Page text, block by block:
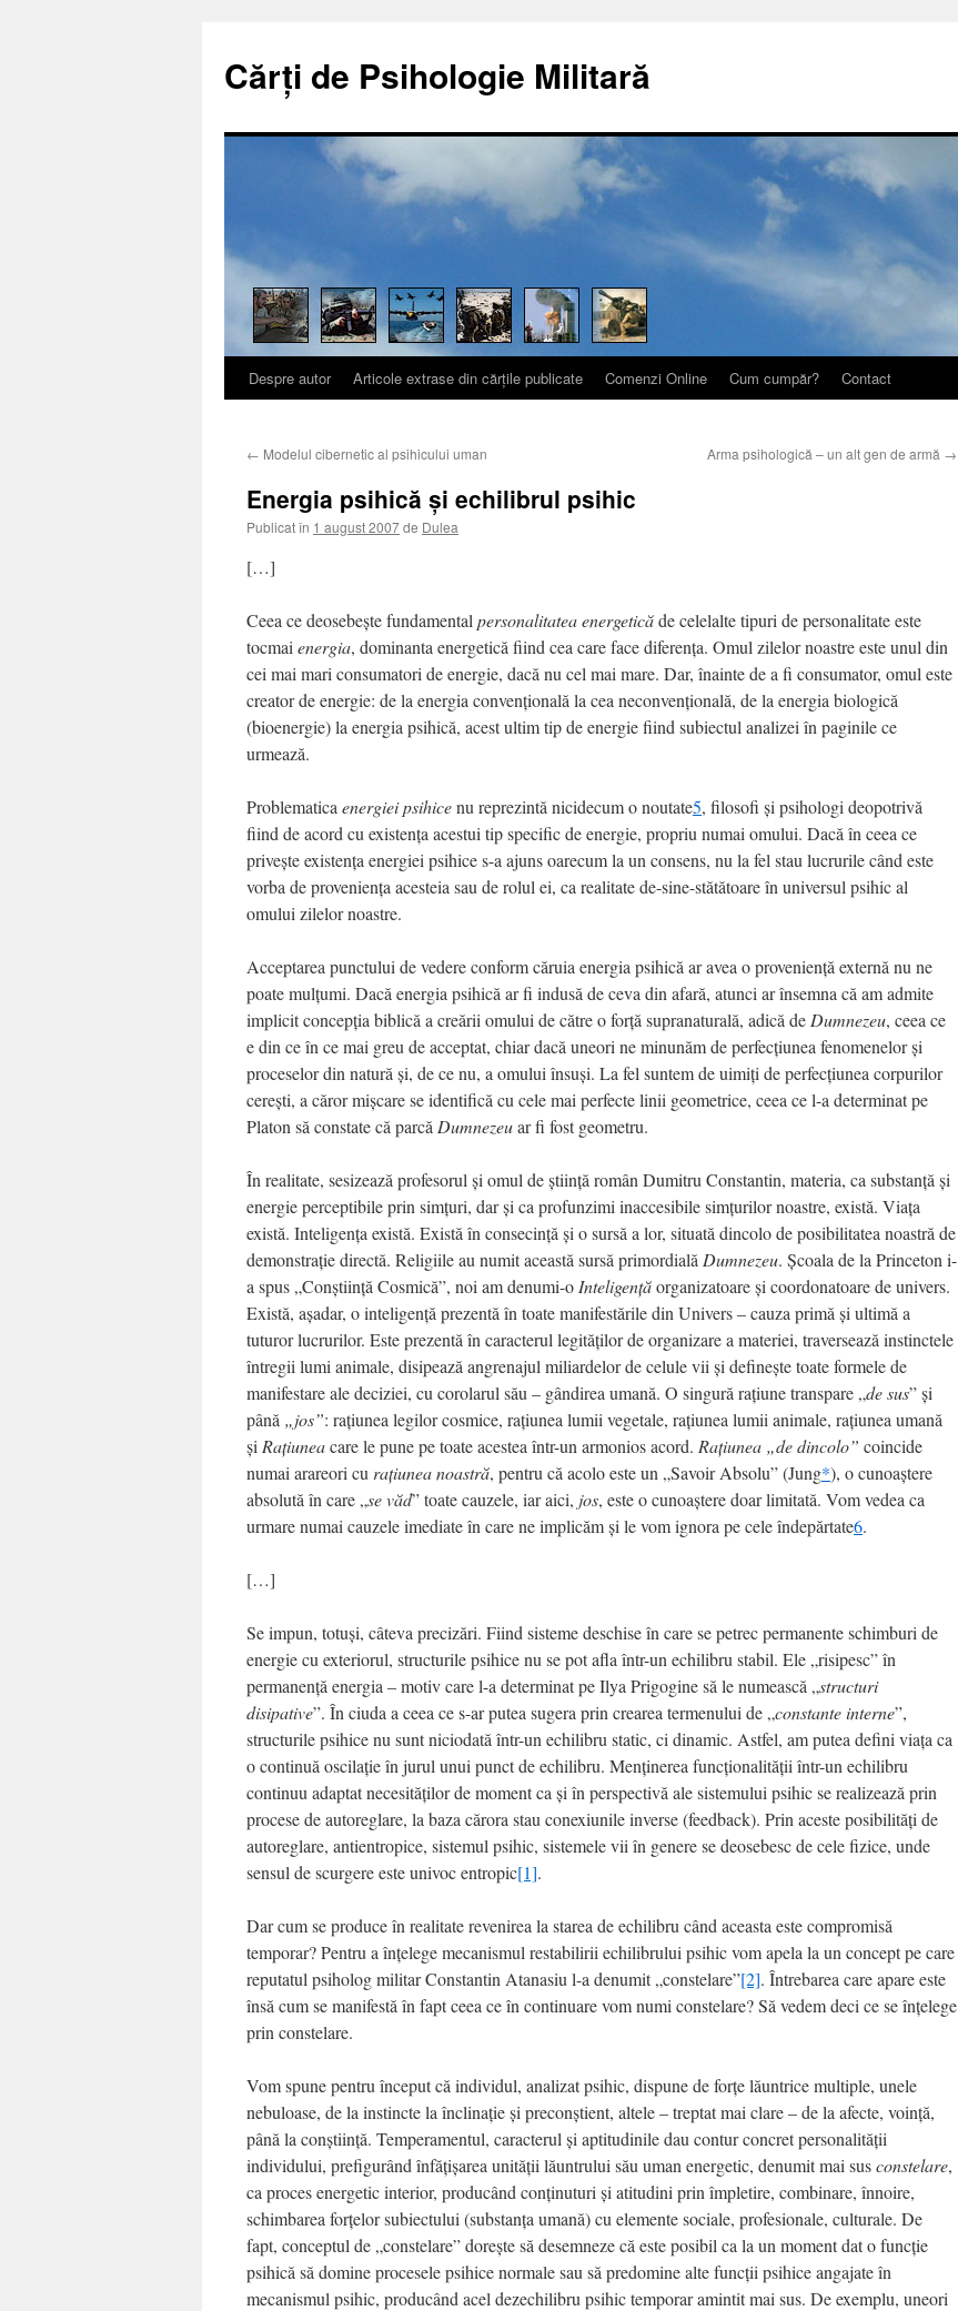
Cărți de Psihologie Militară
Sari
conținut
Despre autor Articole extrase din cărțile publicate Comenzi Online Cum cumpăr? Contact
← Modelul cibernetic al psihicului uman Arma psihologică – un alt gen de armă →
Energia psihică şi echilibrul psihic
Publicat în 1 august 2007de Dulea
[…]
Ceea ce deosebeşte fundamental personalitatea energeticăde celelalte tipuri de personalitate este
tocmai energia, dominanta energetică fiind cea care face diferenţa. Omul zilelor noastre este unul din
cei mai mari consumatori de energie, dacă nu cel mai mare. Dar, înainte de a fi consumator, omul este
creator de energie: de la energia convenţională la cea neconvenţională, de la energia biologică
(bioenergie) la energia psihică, acest ultim tip de energie fiind subiectul analizei în paginile ce
urmează.
Problematica energiei psihicenu reprezintă nicidecum o noutate5, filosofi şi psihologi deopotrivă
fiind de acord cu existenţa acestui tip specific de energie, propriu numai omului. Dacă în ceea ce
priveşte existenţa energiei psihice s-a ajuns oarecum la un consens, nu la fel stau lucrurile când este
vorba de provenienţa acesteia sau de rolul ei, ca realitate de-sine-stătătoare în universul psihic al
omului zilelor noastre.
Acceptarea punctului de vedere conform căruia energia psihică ar avea o provenienţă externă nu ne
poate mulţumi. Dacă energia psihică ar fi indusă de ceva din afară, atunci ar însemna că am admite
implicit concepţia biblică a creării omului de către o forţă supranaturală, adică de Dumnezeu, ceea ce
e din ce în ce mai greu de acceptat, chiar dacă uneori ne minunăm de perfecţiunea fenomenelor şi
proceselor din natură şi, de ce nu, a omului însuşi. La fel suntem de uimiţi de perfecţiunea corpurilor
cereşti, a căror mişcare se identifică cu cele mai perfecte linii geometrice, ceea ce l-a determinat pe
Platon să constate că parcă Dumnezeuar fi fost geometru.
În realitate, sesizează profesorul şi omul de ştiinţă român Dumitru Constantin, materia, ca substanţă şi
energie perceptibile prin simţuri, dar şi ca profunzimi inaccesibile simţurilor noastre, există. Viaţa
există. Inteligenţa există. Există în consecinţă şi o sursă a lor, situată dincolo de posibilitatea noastră de
demonstraţie directă. Religiile au numit această sursă primordială Dumnezeu. Şcoala de la Princeton i-
a spus „Conştiinţă Cosmică”, noi am denumi-o Inteligenţăorganizatoare şi coordonatoare de univers.
Există, aşadar, o inteligenţă prezentă în toate manifestările din Univers – cauza primă şi ultimă a
tuturor lucrurilor. Este prezentă în caracterul legităţilor de organizare a materiei, traversează instinctele
întregii lumi animale, disipează angrenajul miliardelor de celule vii şi defineşte toate formele de
manifestare ale deciziei, cu corolarul său – gândirea umană. O singură raţiune transpare „de sus” şi
până „jos”: raţiunea legilor cosmice, raţiunea lumii vegetale, raţiunea lumii animale, raţiunea umană
şi Raţiuneacare le pune pe toate acestea într-un armonios acord. Raţiunea „de dincolo” coincide
numai arareori cu raţiunea noastră, pentru că acolo este un „Savoir Absolu” (Jung*), o cunoaştere
absolută în care „se văd” toate cauzele, iar aici, jos, este o cunoaştere doar limitată. Vom vedea ca
urmare numai cauzele imediate în care ne implicăm şi le vom ignora pe cele îndepărtate6.
[…]
Se impun, totuşi, câteva precizări. Fiind sisteme deschise în care se petrec permanente schimburi de
energie cu exteriorul, structurile psihice nu se pot afla într-un echilibru stabil. Ele „risipesc” în
permanenţă energia – motiv care l-a determinat pe Ilya Prigogine să le numească „structuri
disipative”. În ciuda a ceea ce s-ar putea sugera prin crearea termenului de „constante interne”,
structurile psihice nu sunt niciodată într-un echilibru static, ci dinamic. Astfel, am putea defini viaţa ca
o continuă oscilaţie în jurul unui punct de echilibru. Menţinerea funcţionalităţii într-un echilibru
continuu adaptat necesităţilor de moment ca şi în perspectivă ale sistemului psihic se realizează prin
procese de autoreglare, la baza cărora stau conexiunile inverse (feedback). Prin aceste posibilităţi de
autoreglare, antientropice, sistemul psihic, sistemele vii în genere se deosebesc de cele fizice, unde
sensul de scurgere este univoc entropic[1].
Dar cum se produce în realitate revenirea la starea de echilibru când aceasta este compromisă
temporar? Pentru a înţelege mecanismul restabilirii echilibrului psihic vom apela la un concept pe care
reputatul psiholog militar Constantin Atanasiu l-a denumit „constelare”[2]. Întrebarea care apare este
însă cum se manifestă în fapt ceea ce în continuare vom numi constelare? Să vedem deci ce se înţelege
prin constelare.
Vom spune pentru început că individul, analizat psihic, dispune de forţe lăuntrice multiple, unele
nebuloase, de la instincte la înclinaţie şi preconştient, altele – treptat mai clare – de la afecte, voinţă,
până la conştiinţă. Temperamentul, caracterul şi aptitudinile dau contur concret personalităţii
individului, prefigurând înfăţişarea unităţii lăuntrului său uman energetic, denumit mai susconstelare,
ca proces energetic interior, producând conţinuturi şi atitudini prin împletire, combinare, înnoire,
schimbarea forţelor subiectului (substanţa umană) cu elemente sociale, profesionale, culturale. De
fapt, conceptul de „constelare” doreşte să desemneze că este posibil ca la un moment dat o funcţie
psihică să domine procesele psihice normale sau să predomine alte funcţii psihice angajate în
mecanismul psihic, producând acel dezechilibru psihic temporar amintit mai sus. De exemplu, uneori